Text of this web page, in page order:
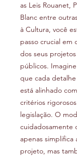
as Leis Rouanet,
Blanc entre
à Cultura, você
passo crucial em
dos seus
públicos.
que cada
está alinhado
critérios
legislação. O
cuidadosamente
apenas simplifica
projeto, mas